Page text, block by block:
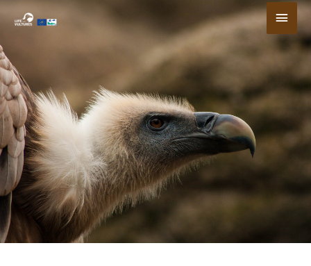
Μετάβαση
στο
περιεχόμενο
Κύριο